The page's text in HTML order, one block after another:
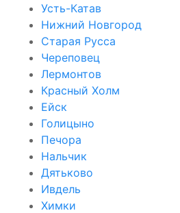
Усть-Катав
Нижний Новгород
Старая Русса
Череповец
Лермонтов
Красный Холм
Ейск
Голицыно
Печора
Нальчик
Дятьково
Ивдель
Химки